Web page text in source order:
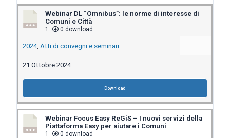
Webinar DL “Omnibus”: le norme di interesse di
Comuni e Città
1 0 download
2024, Atti di convegni e seminari
21 Ottobre 2024
Download
Webinar Focus Easy ReGiS – I nuovi servizi della
Piattaforma Easy per aiutare i Comuni
1 0 download